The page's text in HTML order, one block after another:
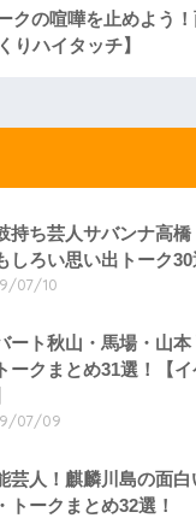
クの喧嘩を止めよう
りハイタッチ】
持ち芸人サバンナ高
しろい思い出トーク30
07/10
ート秋山・馬場・山
ークまとめ31選！【
07/09
芸人！麒麟川島の面白
トークまとめ32選！